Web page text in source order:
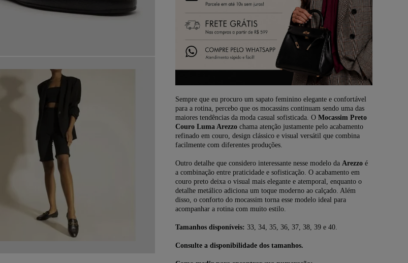
37
38
39
40
Sempre que eu procuro um sapato feminino elegante e confortável
para a rotina, percebo que os mocassins continuam sendo uma das
maiores tendências da moda casual sofisticada. O Mocassim Preto
Couro Luma Arezzo chama atenção justamente pelo acabamento
refinado em couro, design clássico e visual versátil que combina
facilmente com diferentes produções.
Outro detalhe que considero interessante nesse modelo da Arezzo é
a combinação entre praticidade e sofisticação. O acabamento em
couro preto deixa o visual mais elegante e atemporal, enquanto o
detalhe metálico adiciona um toque moderno ao calçado. Além
disso, o conforto do mocassim torna esse modelo ideal para
acompanhar a rotina com muito estilo.
Tamanhos disponíveis: 33, 34, 35, 36, 37, 38, 39 e 40.
Consulte a disponibilidade dos tamanhos.